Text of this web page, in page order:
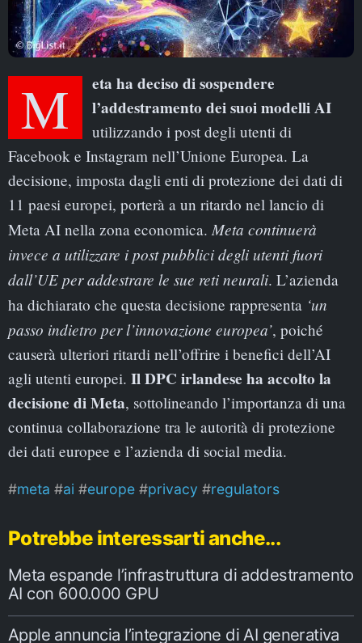
Meta ha deciso di sospendere l’addestramento dei suoi modelli AI
utilizzando i post degli utenti di
Facebook e Instagram nell’Unione Europea. La
decisione, imposta dagli enti di protezione dei dati di
11 paesi europei, porterà a un ritardo nel lancio di
Meta AI nella zona economica. Meta continuerà
invece a utilizzare i post pubblici degli utenti fuori
dall’UE per addestrare le sue reti neurali. L’azienda
ha dichiarato che questa decisione rappresenta ‘un
passo indietro per l’innovazione europea’, poiché
causerà ulteriori ritardi nell’offrire i benefici dell’AI
agli utenti europei. Il DPC irlandese ha accolto la
decisione di Meta, sottolineando l’importanza di una
continua collaborazione tra le autorità di protezione
dei dati europee e l’azienda di social media.
meta ai europe privacy regulators
Potrebbe interessarti anche...
Meta espande l’infrastruttura di addestramento
AI con 600.000 GPU
Apple annuncia l’integrazione di AI generativa